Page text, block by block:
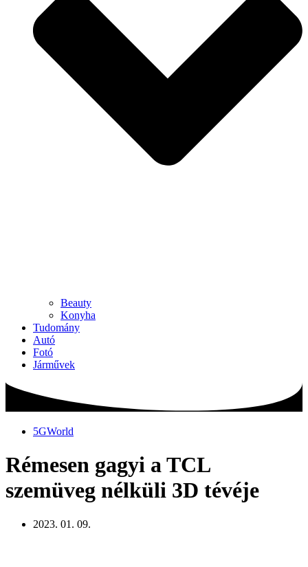
Beauty
Konyha
Tudomány
Autó
Fotó
Járművek
5GWorld
Rémesen gagyi a TCL
szemüveg nélküli 3D tévéje
2023. 01. 09.